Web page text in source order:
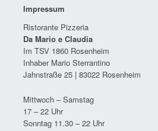
Impressum
Ristorante Pizzeria
Da Mario e Claudia
Im TSV 1860 Rosenheim
Inhaber Mario Sterrantino
Jahnstraße 25 | 83022 Rosenheim
Mittwoch – Samstag
17 – 22 Uhr
Sonntag 11.30 – 22 Uhr